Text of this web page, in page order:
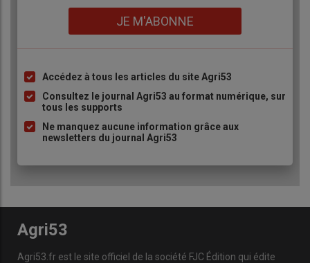
JE M'ABONNE
Liste
à
puce
Accédez à tous les articles du site Agri53
Consultez le journal Agri53 au format numérique, sur
tous les supports
Ne manquez aucune information grâce aux
newsletters du journal Agri53
Agri53
Agri53.fr est le site officiel de la société FJC Édition qui édite